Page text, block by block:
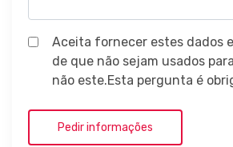
Aceita fornecer estes dados
de que não sejam usados
não este.Esta pergunta é